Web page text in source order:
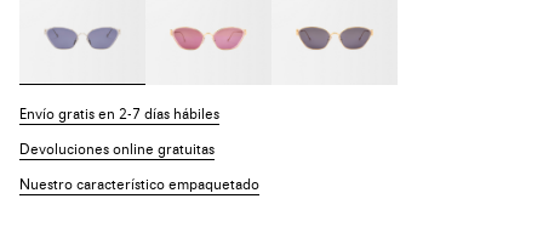
Envío gratis en 2-7 días hábiles
Devoluciones online gratuitas
Nuestro característico empaquetado